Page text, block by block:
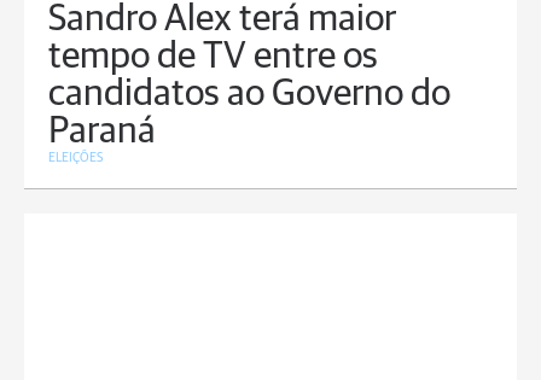
Sandro Alex terá maior
tempo de TV entre os
candidatos ao Governo do
Paraná
ELEIÇÕES